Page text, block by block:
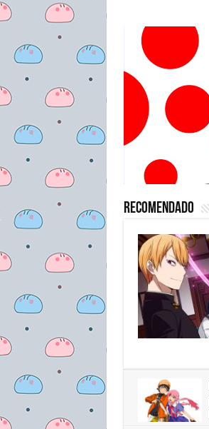
Recomendado